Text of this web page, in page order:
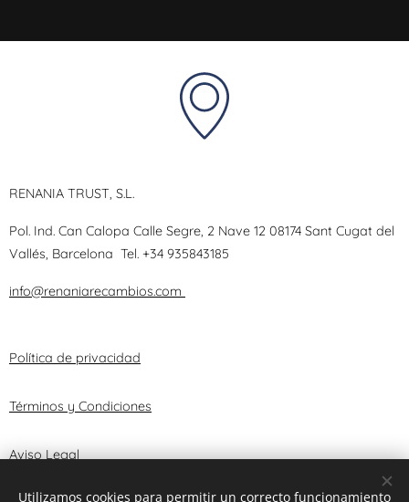
RENANIA TRUST, S.L.
Pol. Ind. Can Calopa Calle Segre, 2 Nave 12 08174 Sant Cugat del
Vallés, Barcelona Tel. +34 935843185
info@renaniarecambios.com
Política de privacidad
Términos y Condiciones
Aviso Legal
Utilizamos cookies para permitir un correcto funcionamiento